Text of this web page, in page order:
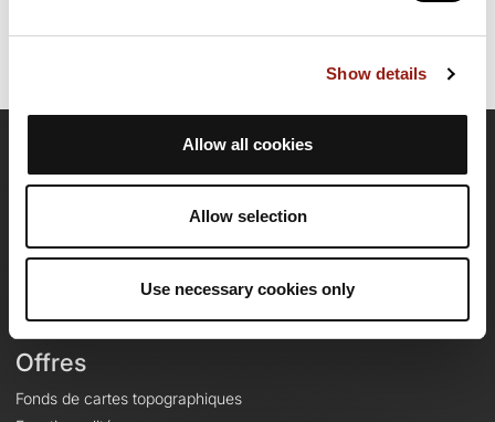
Show details
Allow all cookies
Allow selection
Use necessary cookies only
OpenRunner
À propos
Le Mag'
Offres
Fonds de cartes topographiques